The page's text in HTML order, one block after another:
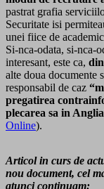
pastrat grafia
Securitate isi
unei fiice de
Si-nca-odata, si-nca-
interesant, este ca,
alte doua documente
responsabil de caz
pregatirea
plecarea sa in
Online).
Articol in curs de
nou document, cel
atunci continuam: